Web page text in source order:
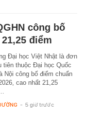
công bố
điểm
Đại học Việt Nhật là đơn
tiên thuộc Đại học Quốc
Nội công bố điểm chuẩn
cao nhất 21,25
- 5 giờ trước